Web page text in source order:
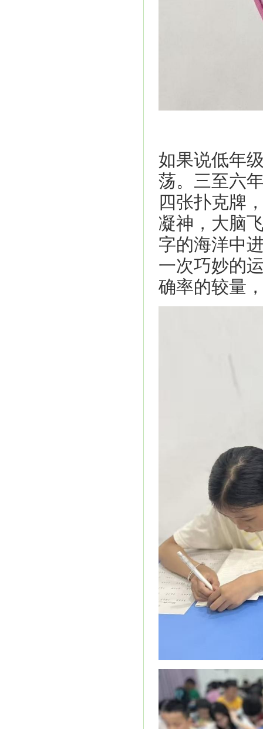
如果说低年
荡。三至六
四张扑克牌
凝神，大脑
字的海洋中
一次巧妙的
确率的较量